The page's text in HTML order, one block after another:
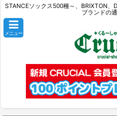
STANCEソックス500種～、BRIXTON
ブランドの
メニュー